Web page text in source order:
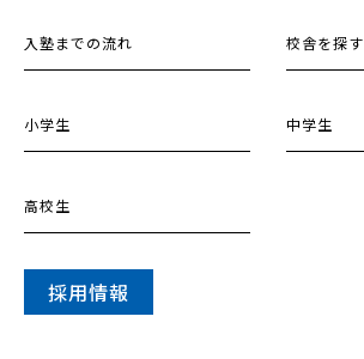
入塾までの流れ 校舎を探す
小学生 中学生
高校生
採用情報